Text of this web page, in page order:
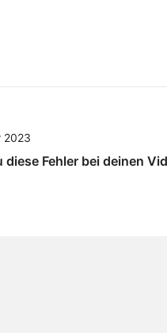
2023
diese Fehler bei deinen